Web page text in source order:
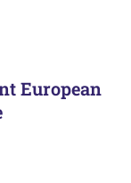
European